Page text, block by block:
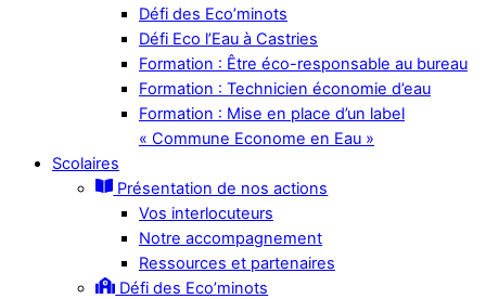
Défi des Eco’minots
Défi Eco l’Eau à Castries
Formation : Être éco-responsable au bureau
Formation : Technicien économie d’eau
Formation : Mise en place d’un label
« Commune Econome en Eau »
Scolaires
Présentation de nos actions
Vos interlocuteurs
Notre accompagnement
Ressources et partenaires
Défi des Eco’minots